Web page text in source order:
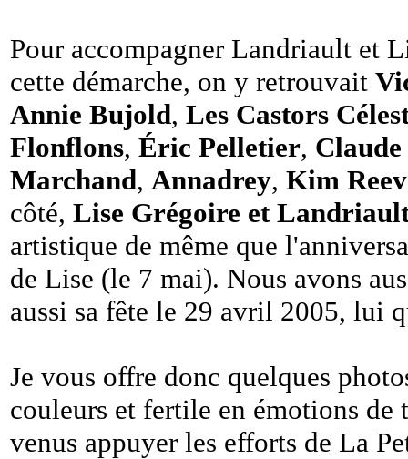
Pour accompagner Landriault et
cette démarche, on y retrouvait
Annie Bujold, Les Castors
Flonflons, Éric Pelletier,
Marchand, Annadrey, Kim
côté, Lise Grégoire et
artistique de même que
de Lise (le 7 mai). Nous avons
aussi sa fête le 29 avril 2005, lui
Je vous offre donc quelques
couleurs et fertile en émotions de
venus appuyer les efforts de La